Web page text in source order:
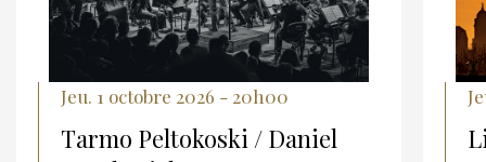
Tarmo Peltokoski / Daniel
Jeu. 1 octobre 2026 - 20h00